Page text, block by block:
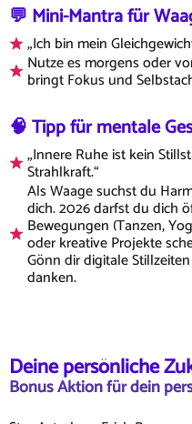
💬 Mini-Mantra für
„Ich bin mein
Nutze es morgens oder
bringt Fokus und
🧠 Tipp für mentale
„Innere Ruhe ist kein
Strahlkraft.“
Als Waage suchst du
dich. 2026 darfst du dich
Bewegungen (Tanzen,
oder kreative Projekte
Gönn dir digitale
danken.
Deine persönliche
Bonus Aktion für dein